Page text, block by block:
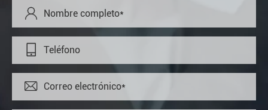


